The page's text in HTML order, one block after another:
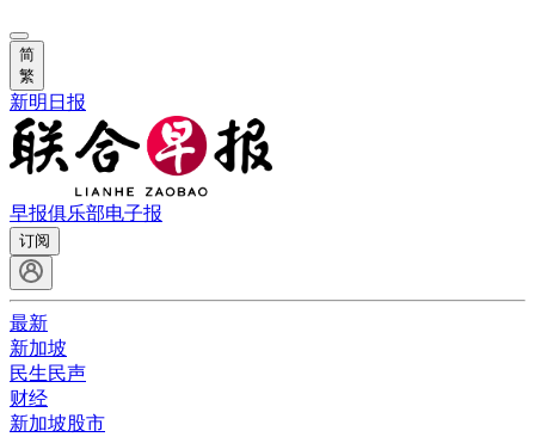
简
繁
新明日报
早报俱乐部电子报
订阅
最新
新加坡
民生民声
财经
新加坡股市